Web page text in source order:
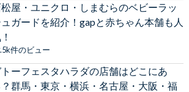
屋・ユニクロ・しまむらのベビーラッ
ュガードを紹介！gapと赤ちゃん本舗も人
件のビュー
トーフェスタハラダの店舗はどこにあ
？群馬・東京・横浜・名古屋・大阪・福